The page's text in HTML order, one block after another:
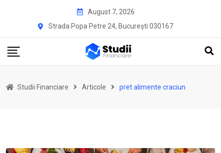
August 7, 2026
Strada Popa Petre 24, București 030167
Studii Financiare Articole pret alimente craciun